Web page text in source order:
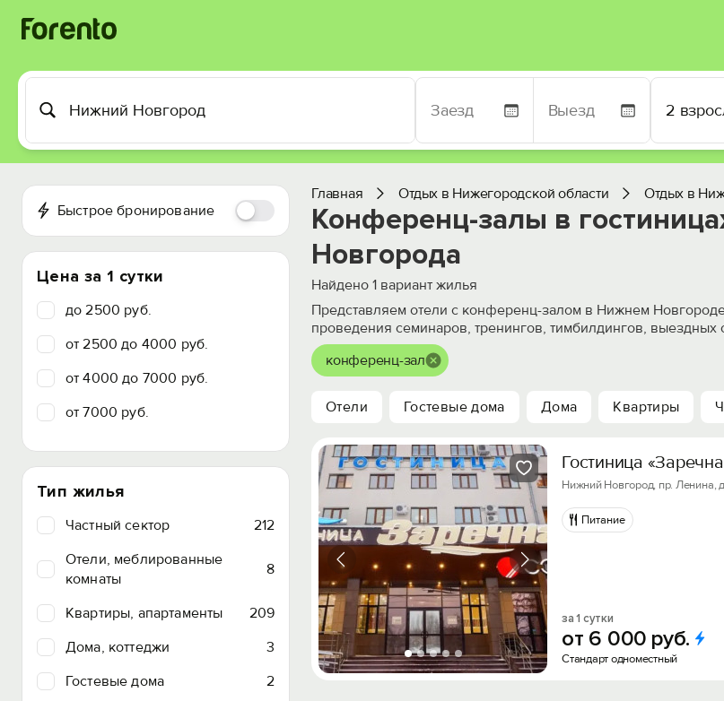
2
Быстрое бронирование
Цена за 1 сутки
до 2500 руб.
от 2500 до 4000 руб.
от 4000 до 7000 руб.
от 7000 руб.
Тип жилья
Частный сектор
212
Отели, меблированные
комнаты
8
Квартиры, апартаменты
209
Дома, коттеджи
3
Гостевые дома
2
Главная Отдых в Нижегородской области Отдых в
Конференц-залы в
Новгорода
Найдено 1 вариант жилья
Представляем отели с конференц-залом в Нижнем
проведения семинаров, тренингов, тимбилдингов,
конференц-зал
Отели Гостевые дома Дома Квартиры
Гостиница
Нижний Новгород, пр. Ленина,
Питание
за 1 сутки
от 6 000 руб.
Cтандарт одноместный